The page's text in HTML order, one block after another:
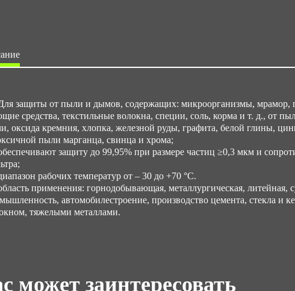
защиты от пыли и дымов, содержащих: микроорганизмы, мрамор,
средства, текстильные волокна, специи, соль, корма и т. д., от
оксида кремния, хлопка, железной руды, графита, белой глины,
пыли марганца, свинца и хрома;
защиту до 99,95% при размере частиц ≥0,3 мкм и
рабочих температур от – 30 до +70 °С.
применения: горнодобывающая, металлургическая, литейная,
автомобилестроение, производство цемента, стекла и
тяжелыми металлами.
может заинтересовать